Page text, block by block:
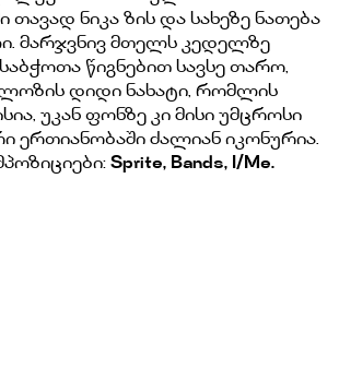
თავად ნიკა ზის და სახეზე ნათება
მარჯვნივ მთელს კედელზე
წიგნებით სავსე თარო,
დიდი ნახატი, რომლის
უკან ფონზე კი მისი უმცროსი
ერთიანობაში ძალიან იკონურია.
Sprite, Bands, I/Me.